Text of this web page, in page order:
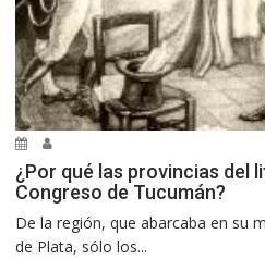
¿Por qué las provincias del
Congreso de Tucumán?
De la región, que abarcaba en su
de Plata, sólo los...